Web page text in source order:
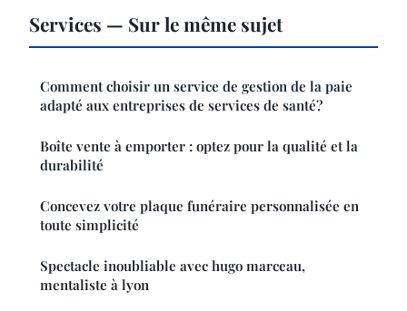
Services — Sur le même sujet
Comment choisir un service de gestion de la paie
adapté aux entreprises de services de santé?
Boîte vente à emporter : optez pour la qualité et la
durabilité
Concevez votre plaque funéraire personnalisée en
toute simplicité
Spectacle inoubliable avec hugo marceau,
mentaliste à lyon